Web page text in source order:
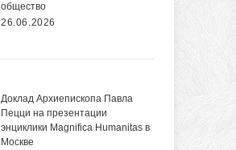
общество
26.06.2026
Доклад Архиепископа Павла
Пецци на презентации
энциклики Magnifica Нumanitas в
Москве